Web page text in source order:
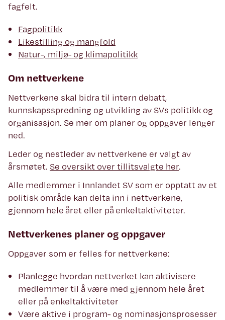
fagfelt.
Fagpolitikk
Likestilling og mangfold
Natur-, miljø- og klimapolitikk
Om nettverkene
Nettverkene skal bidra til intern debatt,
kunnskapsspredning og utvikling av SVs politikk og
organisasjon. Se mer om planer og oppgaver lenger
ned.
Leder og nestleder av nettverkene er valgt av
årsmøtet. Se oversikt over tillitsvalgte her.
Alle medlemmer i Innlandet SV som er opptatt av et
politisk område kan delta inn i nettverkene,
gjennom hele året eller på enkeltaktiviteter.
Nettverkenes planer og oppgaver
Oppgaver som er felles for nettverkene:
Planlegge hvordan nettverket kan aktivisere
medlemmer til å være med gjennom hele året
eller på enkeltaktiviteter
Være aktive i program- og nominasjonsprosesser